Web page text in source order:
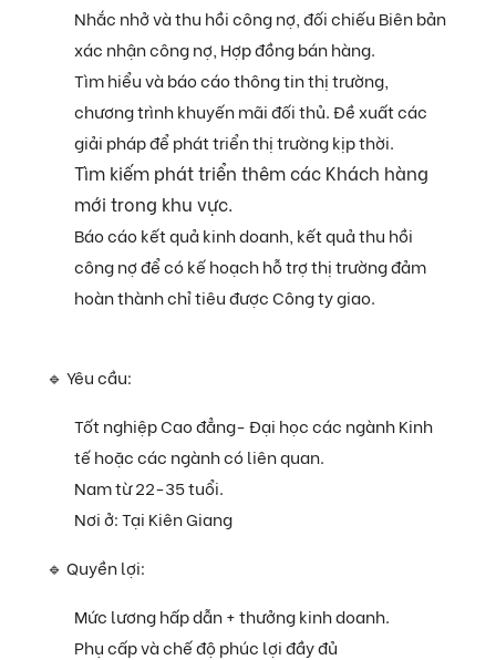
Nhắc nhở và thu hồi công nợ, đối chiếu Biên bản
xác nhận công nợ, Hợp đồng bán hàng.
Tìm hiểu và báo cáo thông tin thị trường,
chương trình khuyến mãi đối thủ. Đề xuất các
giải pháp để phát triển thị trường kịp thời.
Tìm kiếm phát triển thêm các Khách hàng
mới trong khu vực.
Báo cáo kết quả kinh doanh, kết quả thu hồi
công nợ để có kế hoạch hỗ trợ thị trường đảm
hoàn thành chỉ tiêu được Công ty giao.
🔹 Yêu cầu:
Tốt nghiệp Cao đẳng- Đại học các ngành Kinh
tế hoặc các ngành có liên quan.
Nam từ 22-35 tuổi.
Nơi ở: Tại Kiên Giang
🔹 Quyền lợi:
Mức lương hấp dẫn + thưởng kinh doanh.
Phụ cấp và chế độ phúc lợi đầy đủ